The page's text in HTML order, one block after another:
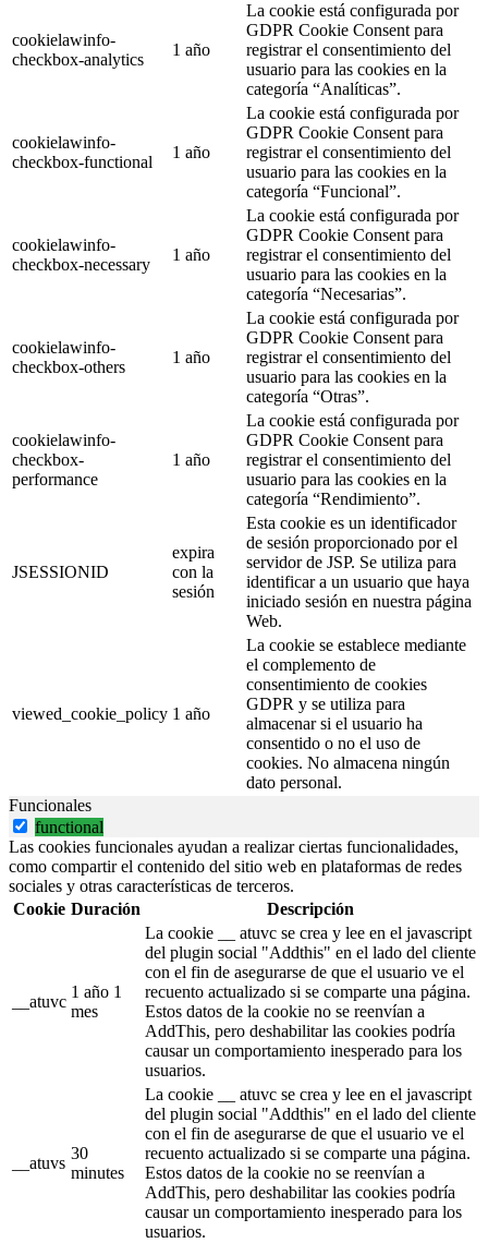
cookielawinfo-
checkbox-analytics
1 año
La cookie está configurada por
GDPR Cookie Consent para
registrar el consentimiento del
usuario para las cookies en la
categoría “Analíticas”.
cookielawinfo-
checkbox-functional
1 año
La cookie está configurada por
GDPR Cookie Consent para
registrar el consentimiento del
usuario para las cookies en la
categoría “Funcional”.
cookielawinfo-
checkbox-necessary
1 año
La cookie está configurada por
GDPR Cookie Consent para
registrar el consentimiento del
usuario para las cookies en la
categoría “Necesarias”.
cookielawinfo-
checkbox-others
1 año
La cookie está configurada por
GDPR Cookie Consent para
registrar el consentimiento del
usuario para las cookies en la
categoría “Otras”.
cookielawinfo-
checkbox-
performance
1 año
La cookie está configurada por
GDPR Cookie Consent para
registrar el consentimiento del
usuario para las cookies en la
categoría “Rendimiento”.
JSESSIONID
expira
con la
sesión
Esta cookie es un identificador
de sesión proporcionado por el
servidor de JSP. Se utiliza para
identificar a un usuario que haya
iniciado sesión en nuestra página
Web.
viewed_cookie_policy 1 año
La cookie se establece mediante
el complemento de
consentimiento de cookies
GDPR y se utiliza para
almacenar si el usuario ha
consentido o no el uso de
cookies. No almacena ningún
dato personal.
Funcionales
functional
Las cookies funcionales ayudan a realizar ciertas funcionalidades,
como compartir el contenido del sitio web en plataformas de redes
sociales y otras características de terceros.
Cookie Duración Descripción
__atuvc
1 año 1
mes
La cookie __ atuvc se crea y lee en el javascript
del plugin social "Addthis" en el lado del cliente
con el fin de asegurarse de que el usuario ve el
recuento actualizado si se comparte una página.
Estos datos de la cookie no se reenvían a
AddThis, pero deshabilitar las cookies podría
causar un comportamiento inesperado para los
usuarios.
__atuvs
30
minutes
La cookie __ atuvc se crea y lee en el javascript
del plugin social "Addthis" en el lado del cliente
con el fin de asegurarse de que el usuario ve el
recuento actualizado si se comparte una página.
Estos datos de la cookie no se reenvían a
AddThis, pero deshabilitar las cookies podría
causar un comportamiento inesperado para los
usuarios.